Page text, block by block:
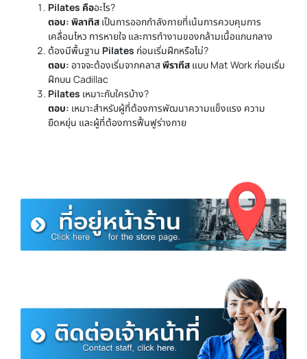
Pilates คืออะไร?
ตอบ: พิลาทิส เป็นการออกกำลังกายที่เน้นการควบคุมการ
เคลื่อนไหว การหายใจ และการทำงานของกล้ามเนื้อแกนกลาง
ต้องมีพื้นฐาน Pilates ก่อนเริ่มฝึกหรือไม่?
ตอบ: อาจจะต้องเริ่มจากคลาสพีราทีส แบบ Mat Work ก่อนเริ่ม
ฝึกบน Cadillac
Pilates เหมาะกับใครบ้าง?
ตอบ: เหมาะสำหรับผู้ที่ต้องการพัฒนาความแข็งแรง ความ
ยืดหยุ่น และผู้ที่ต้องการฟื้นฟูร่างกาย